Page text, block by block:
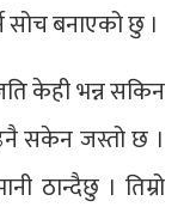
सोच बनाएको छु ।
केही भन्न सकिन
सकेन जस्तो छ ।
ठान्दैछु । तिम्रो